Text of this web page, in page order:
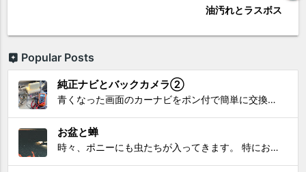
油汚れとラスボス
Popular Posts
純正ナビとバックカメラ②
青くなった画面のカーナビをポン付で簡単に交換、出来ると思っていたら意外と闇多め!!!なDAY①から続く今回は、DAY②。 テスターで調べてみたのだが、結果的にバックカメラからナビ裏まで来てる、配線を見つけることが出来なかった前回。気付けば闇w。 さてさて、この頃のDVDナビ的なT...
お盆と蝉
時々、ポニーにも虫たちが入ってきます。 特にお盆の頃はどの虫かと気になり探してしまう。 今まではキリギリスやすいっちょん、今思えば今年は蝉だったのかな。